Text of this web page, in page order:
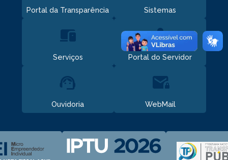
Portal da Transparência Sistemas
devices
Serviços
contacts_product
Portal do Servidor
support_agent
Ouvidoria
mail_lock
WebMail